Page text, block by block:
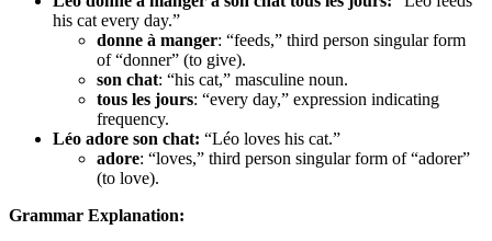
his cat every day.”
donne à manger: “feeds,” third person singular form
of “donner” (to give).
son chat: “his cat,” masculine noun.
tous les jours: “every day,” expression indicating
frequency.
Léo adore son chat: “Léo loves his cat.”
adore: “loves,” third person singular form of “adorer”
(to love).
Grammar Explanation: